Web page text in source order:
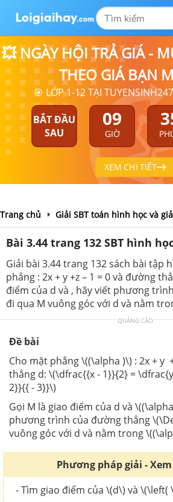
💥 NGÀY HỘI TRẢ GIÁ -
THEO GIÁ BẠN
🎯 LỚP 1-12 TẠI
BẮT ĐẦU
SAU
09
GIỜ
XEM CHI TIẾT
Trang chủ Giải SBT toán hình học và
Bài 3.44 trang 132 SBT hình
Giải bài 3.44 trang 132 sách bài tập
phẳng : 2x + y +z – 1 = 0 và đường
điểm của d và , hãy viết phương
đi qua M vuông góc với d và nằm
QUẢNG CÁO
Đề bài
Cho mặt phẳng \((\alpha )\) : 2x + y
thẳng d: \(\dfrac{{x - 1}}{2} =
2}}{{ - 3}}\)
Gọi M là giao điểm của d và
phương trình của đường thẳng
vuông góc với d và nằm trong
Phương pháp giải -
- Tìm giao điểm của \(d\) và